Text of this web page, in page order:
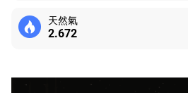
天然氣
2.672